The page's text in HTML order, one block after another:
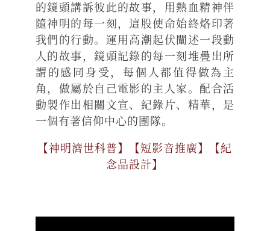
的鏡頭講訴彼此的故事，用熱血精神伴
隨神明的每一刻，這股使命始終烙印著
我們的行動。運用高潮起伏闡述一段動
人的故事，鏡頭記錄的每一刻堆疊出所
謂的感同身受，每個人都值得做為主
角，做屬於自己電影的主人家。配合活
動製作出相關文宣、紀錄片、精華，是
一個有著信仰中心的團隊。
【神明濟世科普】【短影音推廣】【紀
念品設計】